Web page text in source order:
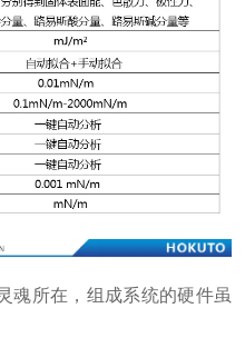
魂所在，组成系统的硬件虽